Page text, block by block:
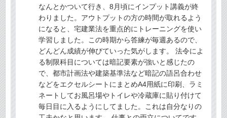
なんとかついて行き、8月頃にインプット講義が終
わりました。アウトプットの方の時間が取れるよう
になると、宅建業法を重点的にトレーニングを使い
学習しました。この時期から答練が毎週あるので、
どんどん成績が伸びていった気がします。 法令によ
る制限科目については暗記要素が強いと感じたの
で、都市計画法や建築基準法など暗記の語呂合わせ
などをエクセルシートにまとめA4用紙に印刷、ラミ
ネートしてお風呂場やトイレや冷蔵庫に貼り付けて
毎日目に入るようにしてました。これは自分なりの